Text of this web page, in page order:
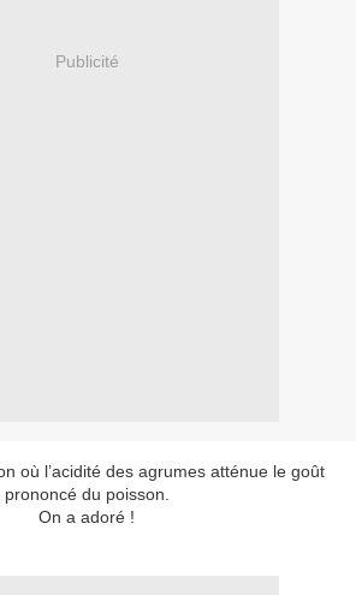
Publicité
où l’acidité des agrumes atténue le goût
prononcé du poisson.
On a adoré !